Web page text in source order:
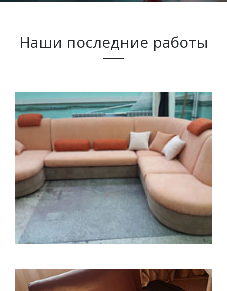
Наши последние работы